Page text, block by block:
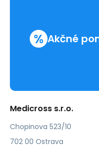
% Akčné
Medicross s.r.o.
Chopinova 523/10
702 00 Ostrava